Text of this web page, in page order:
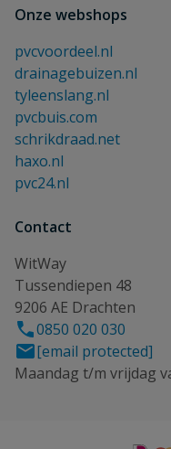
Onze webshops
pvcvoordeel.nl
drainagebuizen.nl
tyleenslang.nl
pvcbuis.com
schrikdraad.net
haxo.nl
pvc24.nl
Contact
WitWay
Tussendiepen 48
9206 AE Drachten
0850 020 030
[email protected]
Maandag t/m vrijdag